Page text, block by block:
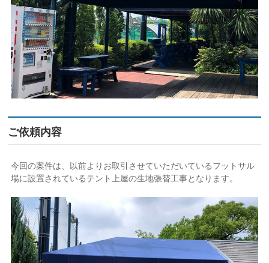
ご依頼内容
今回の案件は、以前よりお取引させていただいているフットサル
場に設置されているテント上屋の生地張替工事となります。